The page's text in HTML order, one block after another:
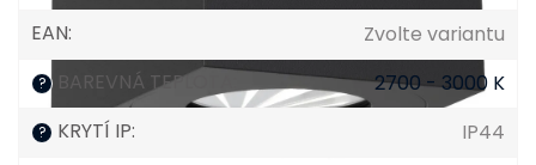
EAN: Zvolte variantu
? BAREVNÁ TEPLOTA 2700 - 3000 K
? KRYTÍ IP: IP44